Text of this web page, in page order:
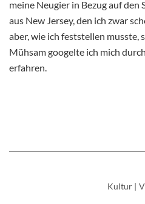
meine Neugier in Bezug auf
aus New Jersey, den ich zwar
aber, wie ich feststellen musste,
Mühsam googelte ich mich
erfahren.
Kultur |